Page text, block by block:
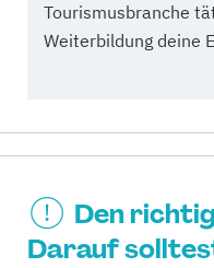
Tourismusbranche
Weiterbildung deine
Den
Darauf